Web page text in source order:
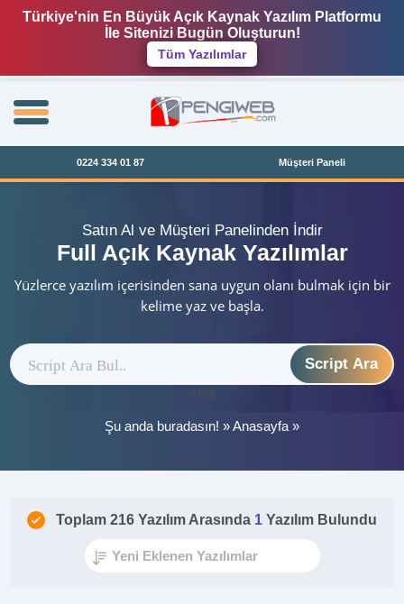
Türkiye'nin En Büyük Açık Kaynak Yazılım Platformu
İle Sitenizi Bugün Oluşturun!
Tüm Yazılımlar
0224 334 01 87 Müşteri Paneli
Satın Al ve Müşteri Panelinden İndir
Full Açık Kaynak Yazılımlar
Yüzlerce yazılım içerisinden sana uygun olanı bulmak için bir
kelime yaz ve başla.
Script Ara
ytag
Şu anda buradasın! »Anasayfa »
Toplam 216 Yazılım Arasında 1 Yazılım Bulundu